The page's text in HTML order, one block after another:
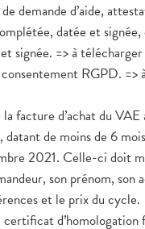
demande d’aide,
datée et
signée. => à télécharger
RGPD. =>
facture d’achat du VAE
datant de moins de 6
2021. Celle-ci doit
son prénom, son
et le prix du cycle.
certificat d’homologation